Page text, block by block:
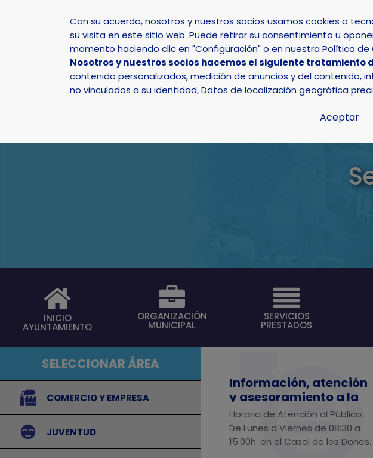
Con su acuerdo, nosotros y nuestros socios usamos cookies o
su visita en este sitio web. Puede retirar su consentimiento u
momento haciendo clic en "Configuración" o en nuestra Política de
Nosotros y nuestros socios hacemos el siguiente tratamiento
contenido personalizados, medición de anuncios y del contenido,
no vinculados a su identidad, Datos de localización geográfica
Aceptar
Ayuntamiento Servicios
INICIO
AYUNTAMIENTO
ORGANIZACIÓN
MUNICIPAL
SERVICIOS
PRESTADOS
SELECCIONAR ÁREA
⠀COMERCIO Y EMPRESA
⠀JUVENTUD
Información, atención
y asesoramiento a la
mujer.
Horario de Atención al Público:
De Lunes a Viernes de 08:30 a
15:00h. en el Casal de les Dones.